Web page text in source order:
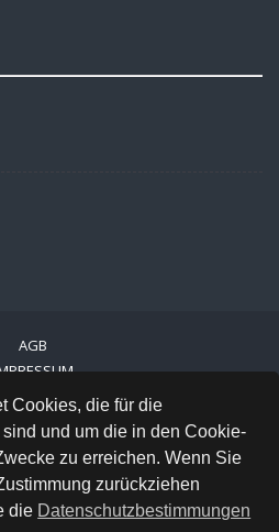
Cookies, die für die
und um die in den Cookie-
zu erreichen. Wenn Sie
zurückziehen
die Datenschutzbestimmungen
AGB
VERSAND
INSTAGRAM